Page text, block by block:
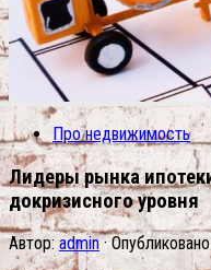
Про недвижимость
Лидеры рынка
докризисного уровня
Автор: admin ·